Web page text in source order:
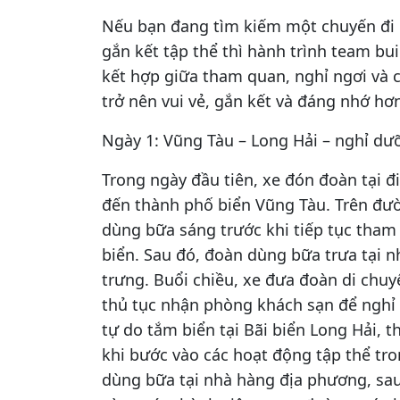
Nếu bạn đang tìm kiếm một chuyến
gắn kết tập thể thì hành trình team
kết hợp giữa tham quan, nghỉ ngơi và
trở nên vui vẻ, gắn kết và đáng nhớ
Ngày 1: Vũng Tàu – Long Hải – nghỉ
Trong ngày đầu tiên, xe đón đoàn tại
đến thành phố biển Vũng Tàu. Trên
dùng bữa sáng trước khi tiếp tục
biển. Sau đó, đoàn dùng bữa trưa tại
trưng. Buổi chiều, xe đưa đoàn di
thủ tục nhận phòng khách sạn để
tự do tắm biển tại Bãi biển Long Hải,
khi bước vào các hoạt động tập thể
dùng bữa tại nhà hàng địa phương,